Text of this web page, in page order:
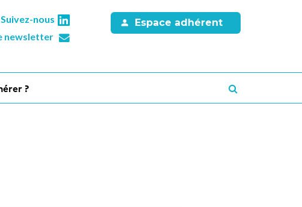
Suivez-nous
newsletter
Espace adhérent
?